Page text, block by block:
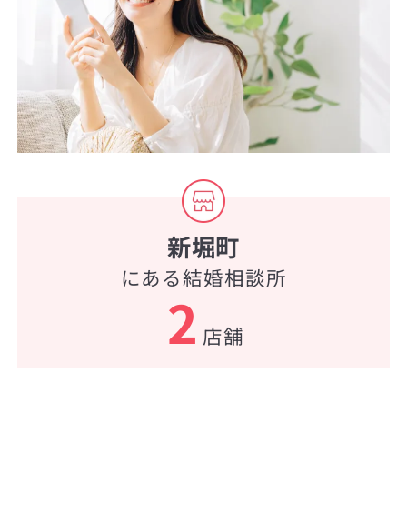
新堀町
にある結婚相談所
2 店舗